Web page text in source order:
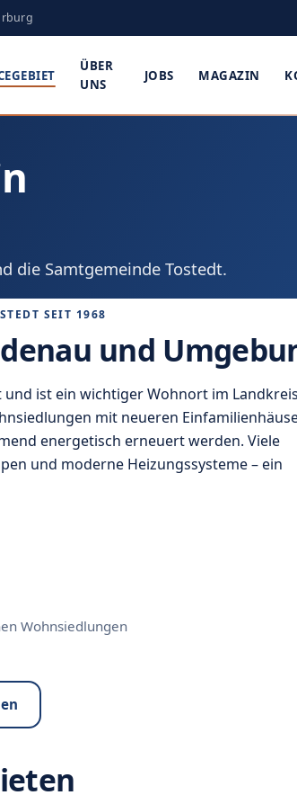
ÜBER
UNS
JOBS MAGAZIN
die Samtgemeinde Tostedt.
SEIT 1968
und
ist ein wichtiger Wohnort im Landkreis
mit neueren
energetisch erneuert werden. Viele
und moderne Heizungssysteme – ein
Wohnsiedlungen